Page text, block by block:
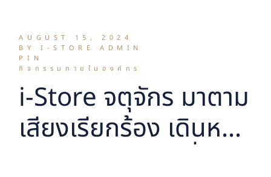
AUGUST 15, 2024
BY I-STORE ADMIN
PIN
กิจกรรมภายในองค์กร
i-Store จตุจักร มาตาม
เสียงเรียกร้อง เดินหน้า